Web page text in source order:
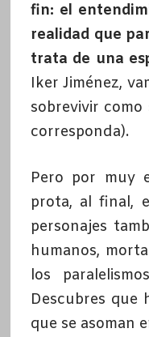
fin: el
realidad que
trata de una
Iker Jiménez,
sobrevivir
corresponda).
Pero por muy
prota, al final,
personajes
humanos,
los
Descubres que
que se asoman